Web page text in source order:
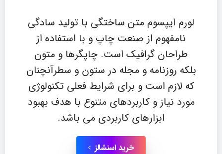
لورم ایپسوم متن ساختگی با تولید سادگی
نامفهوم از صنعت چاپ و با استفاده از
طراحان گرافیک است. چاپگرها و متون
بلکه روزنامه و مجله در ستون و سطرآنچنان
که لازم است و برای شرایط فعلی تکنولوژی
مورد نیاز و کاربردهای متنوع با هدف بهبود
ابزارهای کاربردی می باشد.
خرید اسنشالز